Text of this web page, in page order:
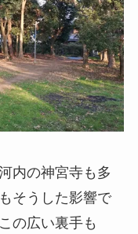
内の神宮寺も多
そうした影響で
の広い裏手も